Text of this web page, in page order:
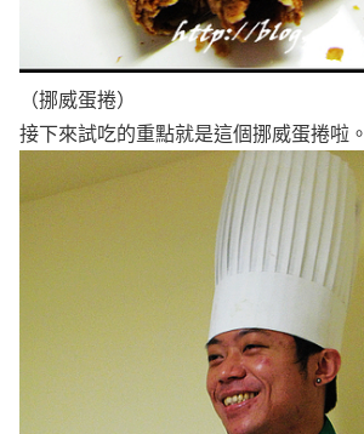
（挪威蛋捲）
接下來試吃的重點就是這個挪威蛋捲啦。